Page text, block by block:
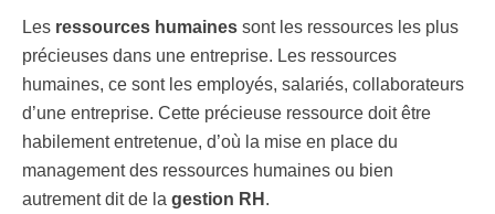
Les ressources humaines sont les ressources les plus
précieuses dans une entreprise. Les ressources
humaines, ce sont les employés, salariés, collaborateurs
d’une entreprise. Cette précieuse ressource doit être
habilement entretenue, d’où la mise en place du
management des ressources humaines ou bien
autrement dit de la gestion RH .